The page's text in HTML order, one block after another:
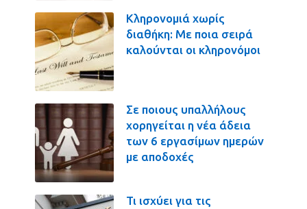
Κληρονομιά χωρίς
διαθήκη: Με ποια σειρά
καλούνται οι κληρονόμοι
Σε ποιους υπαλλήλους
χορηγείται η νέα άδεια
των 6 εργασίμων ημερών
με αποδοχές
Τι ισχύει για τις